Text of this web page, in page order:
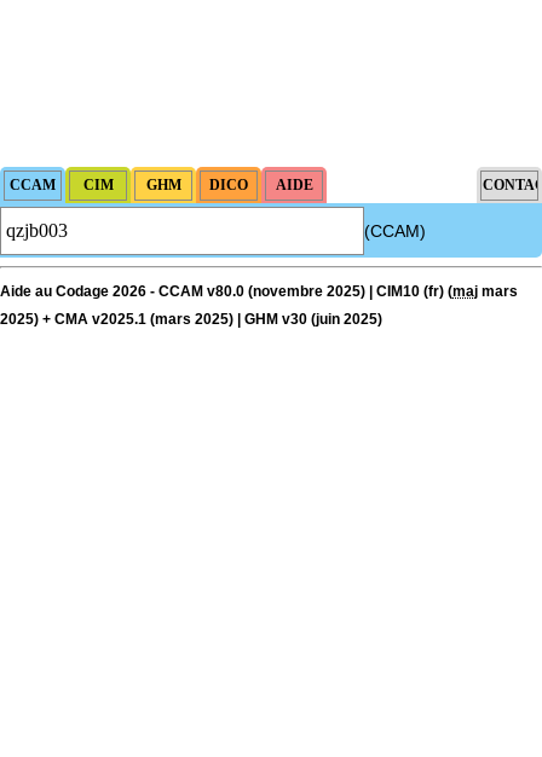
(CCAM)
Aide au Codage 2026 - CCAM v80.0 (novembre 2025) | CIM10 (fr) (maj mars
2025) + CMA v2025.1 (mars 2025) | GHM v30 (juin 2025)